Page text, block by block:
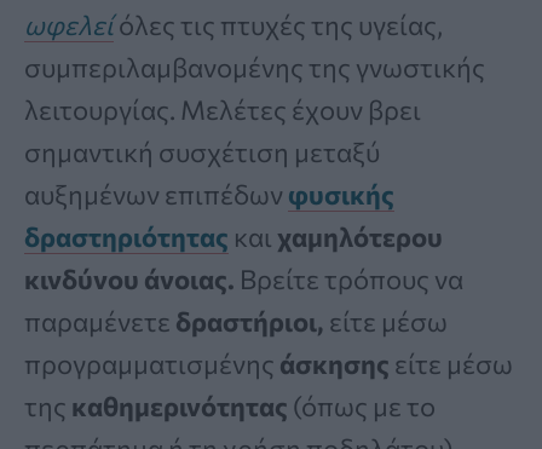
ωφελείόλες τις πτυχές της υγείας,
συμπεριλαμβανομένης της γνωστικής
λειτουργίας. Μελέτες έχουν βρει
σημαντική συσχέτιση μεταξύ
αυξημένων επιπέδων φυσικής
δραστηριότητας και χαμηλότερου
κινδύνου άνοιας. Βρείτε τρόπους να
παραμένετε δραστήριοι, είτε μέσω
προγραμματισμένης άσκησης είτε μέσω
της καθημερινότητας (όπως με το